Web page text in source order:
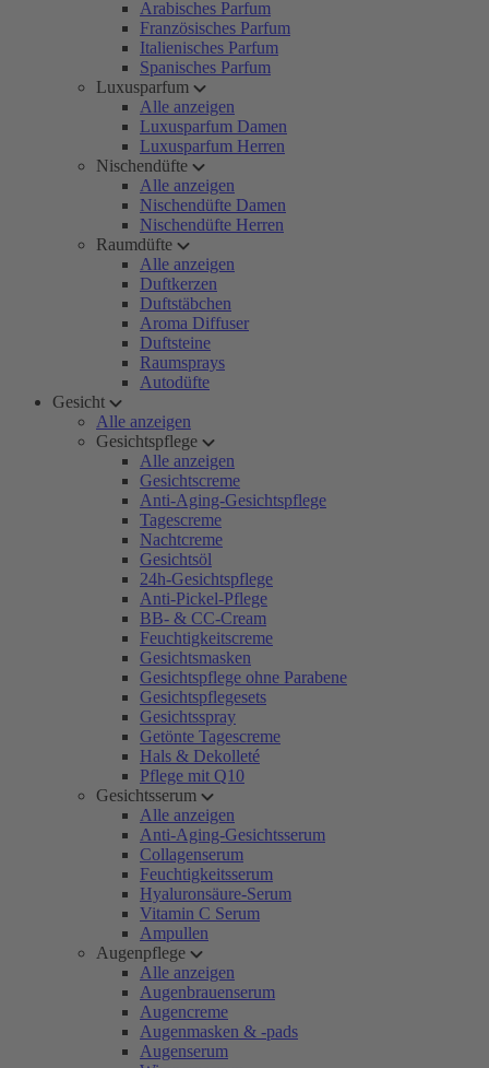
Arabisches Parfum
Französisches Parfum
Italienisches Parfum
Spanisches Parfum
Luxusparfum
Alle anzeigen
Luxusparfum Damen
Luxusparfum Herren
Nischendüfte
Alle anzeigen
Nischendüfte Damen
Nischendüfte Herren
Raumdüfte
Alle anzeigen
Duftkerzen
Duftstäbchen
Aroma Diffuser
Duftsteine
Raumsprays
Autodüfte
Gesicht
Alle anzeigen
Gesichtspflege
Alle anzeigen
Gesichtscreme
Anti-Aging-Gesichtspflege
Tagescreme
Nachtcreme
Gesichtsöl
24h-Gesichtspflege
Anti-Pickel-Pflege
BB- & CC-Cream
Feuchtigkeitscreme
Gesichtsmasken
Gesichtspflege ohne Parabene
Gesichtspflegesets
Gesichtsspray
Getönte Tagescreme
Hals & Dekolleté
Pflege mit Q10
Gesichtsserum
Alle anzeigen
Anti-Aging-Gesichtsserum
Collagenserum
Feuchtigkeitsserum
Hyaluronsäure-Serum
Vitamin C Serum
Ampullen
Augenpflege
Alle anzeigen
Augenbrauenserum
Augencreme
Augenmasken & -pads
Augenserum